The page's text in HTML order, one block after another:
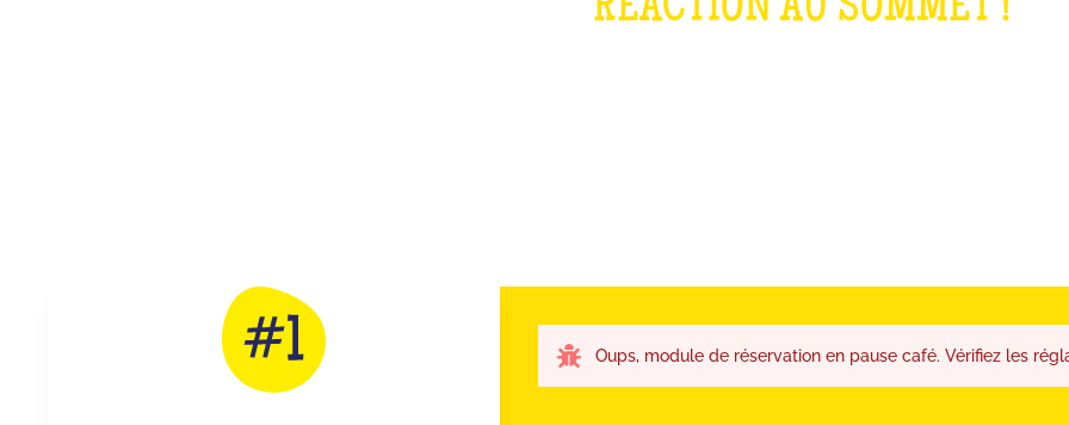
RÉACTION AU SOMMET !
Oups, module de réservation en pause café. Vérifiez les